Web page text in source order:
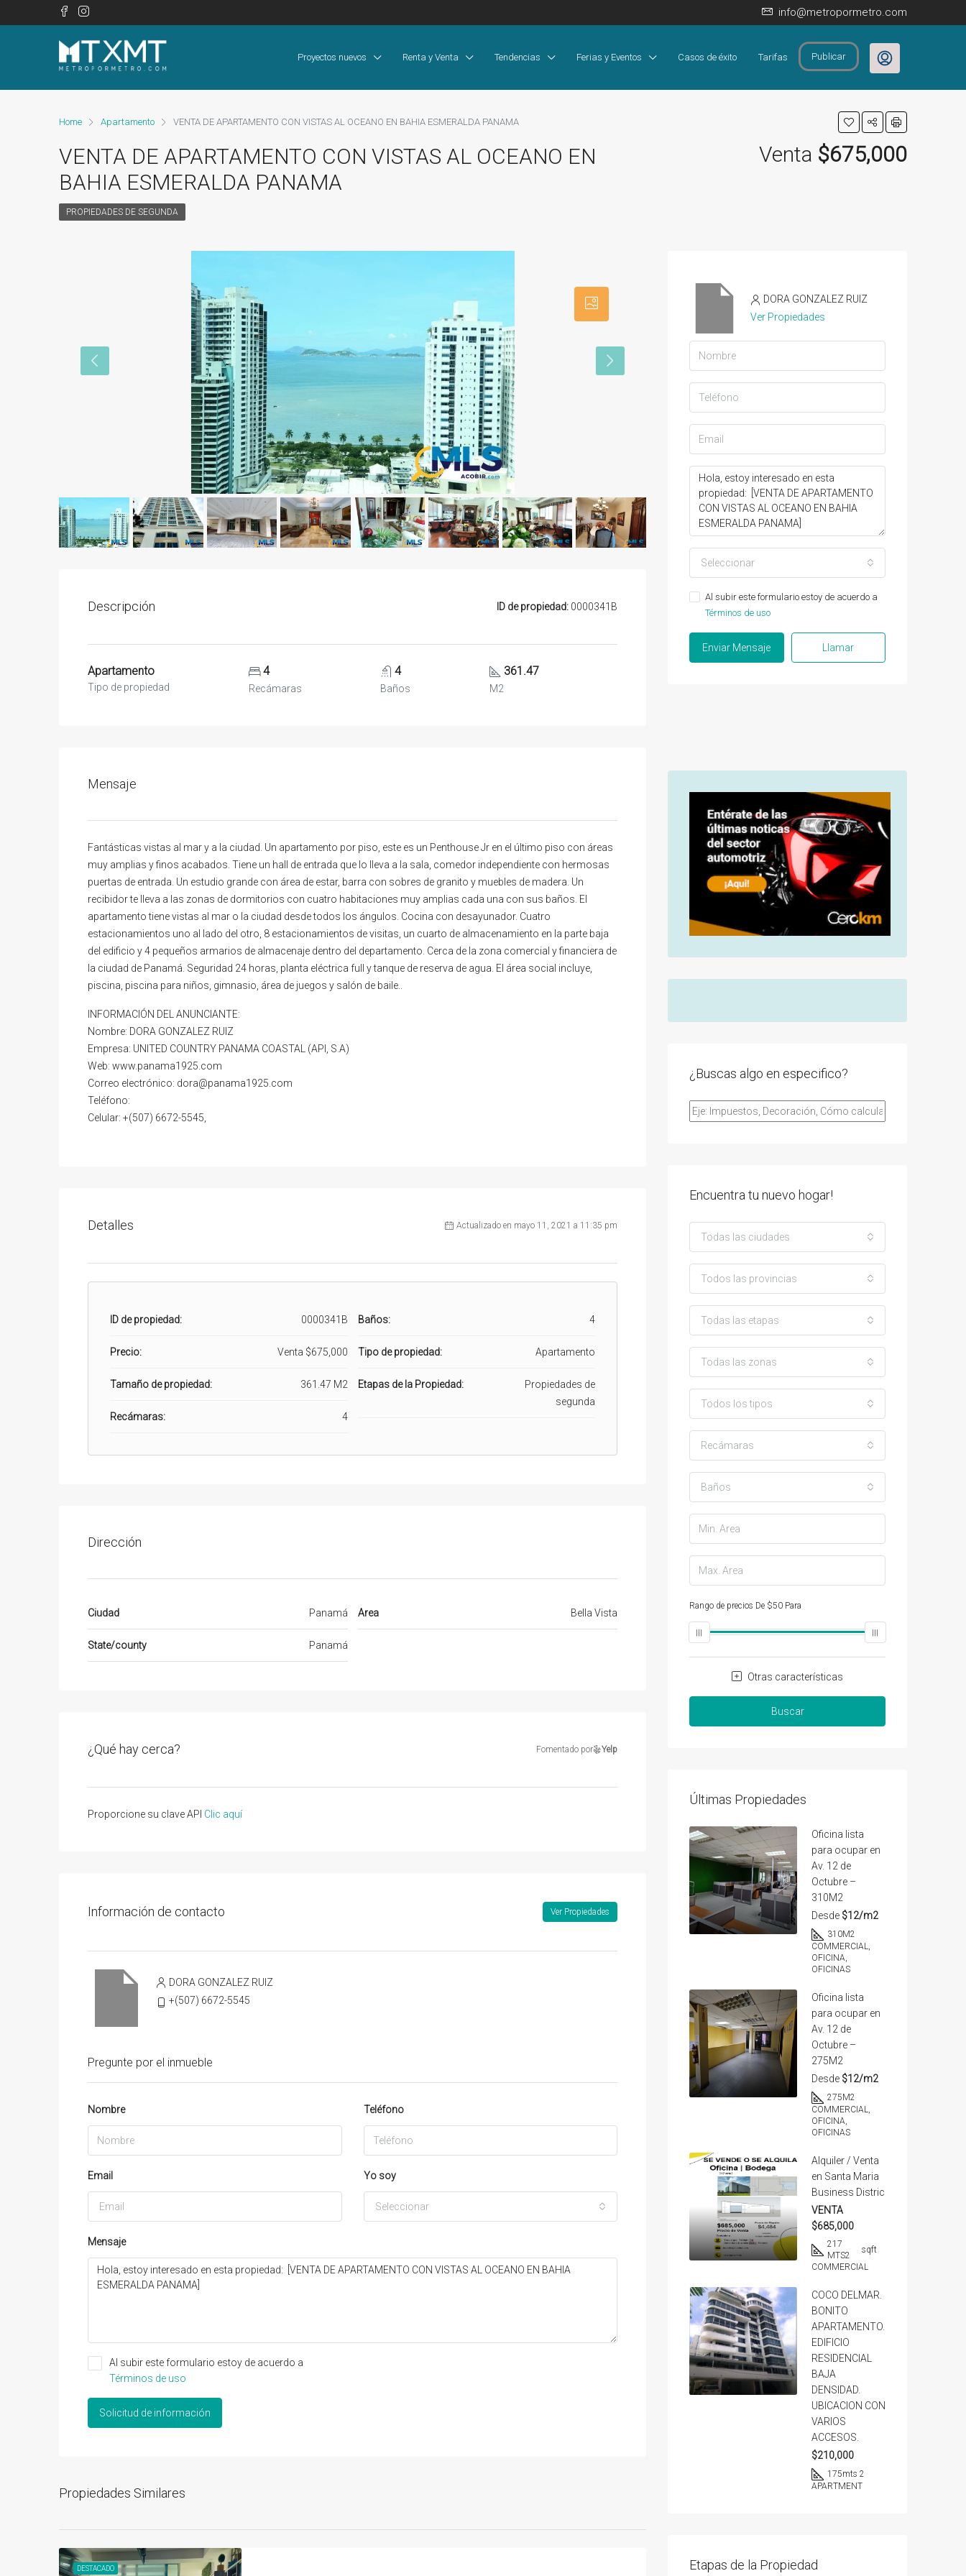
info@metropormetro.com
Proyectos nuevos Renta y Venta Tendencias Ferias y Eventos Casos de éxito Tarifas Publicar
Home Apartamento VENTA DE APARTAMENTO CON VISTAS AL OCEANO EN BAHIA ESMERALDA PANAMA
VENTA DE APARTAMENTO CON VISTAS AL OCEANO EN
BAHIA ESMERALDA PANAMA
Venta $675,000
PROPIEDADES DE SEGUNDA
Descripción ID de propiedad: 0000341B
Apartamento
Tipo de propiedad
4
Recámaras
4
Baños
361.47
M2
Mensaje
Fantásticas vistas al mar y a la ciudad. Un apartamento por piso, este es un Penthouse Jr en el último piso con áreas
muy amplias y finos acabados. Tiene un hall de entrada que lo lleva a la sala, comedor independiente con hermosas
puertas de entrada. Un estudio grande con área de estar, barra con sobres de granito y muebles de madera. Un
recibidor te lleva a las zonas de dormitorios con cuatro habitaciones muy amplias cada una con sus baños. El
apartamento tiene vistas al mar o la ciudad desde todos los ángulos. Cocina con desayunador. Cuatro
estacionamientos uno al lado del otro, 8 estacionamientos de visitas, un cuarto de almacenamiento en la parte baja
del edificio y 4 pequeños armarios de almacenaje dentro del departamento. Cerca de la zona comercial y financiera de
la ciudad de Panamá. Seguridad 24 horas, planta eléctrica full y tanque de reserva de agua. El área social incluye,
piscina, piscina para niños, gimnasio, área de juegos y salón de baile..
INFORMACIÓN DEL ANUNCIANTE:
Nombre: DORA GONZALEZ RUIZ
Empresa: UNITED COUNTRY PANAMA COASTAL (API, S.A)
Web: www.panama1925.com
Correo electrónico: dora@panama1925.com
Teléfono:
Celular: +(507) 6672-5545,
Detalles Actualizado en mayo 11, 2021 a 11:35 pm
ID de propiedad: 0000341B
Precio: Venta $675,000
Tamaño de propiedad: 361.47 M2
Recámaras: 4
Baños: 4
Tipo de propiedad: Apartamento
Etapas de la Propiedad:
Propiedades de
segunda
Dirección
Ciudad Panamá
State/county Panamá
Area Bella Vista
¿Qué hay cerca? Fomentado por Yelp
Proporcione su clave API Clic aquí
Información de contacto Ver Propiedades
DORA GONZALEZ RUIZ
+(507) 6672-5545
Pregunte por el inmueble
Nombre Teléfono
Email Yo soy
Seleccionar
Mensaje
Al subir este formulario estoy de acuerdo a
Términos de uso
Solicitud de información
Propiedades Similares
DESTACADO
DORA GONZALEZ RUIZ
Ver Propiedades
Seleccionar
Al subir este formulario estoy de acuerdo a
Términos de uso
Enviar Mensaje Llamar
¿Buscas algo en especifico?
Encuentra tu nuevo hogar!
Todas las ciudades
Todos las provincias
Todas las etapas
Todas las zonas
Todos los tipos
Recámaras
Baños
Rango de precios De $50 Para
Otras características
Buscar
Últimas Propiedades
Oficina lista
para ocupar en
Av. 12 de
Octubre –
310M2
Desde $12/m2
310M2
COMMERCIAL,
OFICINA,
OFICINAS
Oficina lista
para ocupar en
Av. 12 de
Octubre –
275M2
Desde $12/m2
275M2
COMMERCIAL,
OFICINA,
OFICINAS
Alquiler / Venta
en Santa Maria
Business Distric
VENTA
$685,000
217
MTS2
sqft
COMMERCIAL
COCO DELMAR.
BONITO
APARTAMENTO.
EDIFICIO
RESIDENCIAL
BAJA
DENSIDAD.
UBICACION CON
VARIOS
ACCESOS.
$210,000
175mts 2
APARTMENT
Etapas de la Propiedad